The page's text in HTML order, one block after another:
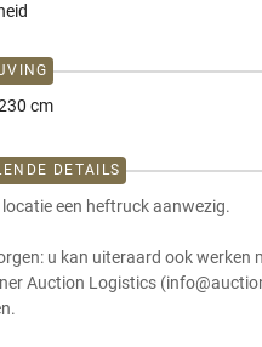
cm
DETAILS
locatie een heftruck aanwezig.
u kan uiteraard ook
Auction Logistics